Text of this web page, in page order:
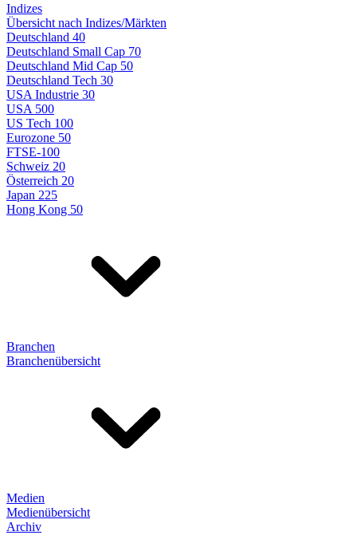
Indizes
Übersicht nach Indizes/Märkten
Deutschland 40
Deutschland Small Cap 70
Deutschland Mid Cap 50
Deutschland Tech 30
USA Industrie 30
USA 500
US Tech 100
Eurozone 50
FTSE-100
Schweiz 20
Österreich 20
Japan 225
Hong Kong 50
Branchen
Branchenübersicht
Medien
Medienübersicht
Archiv